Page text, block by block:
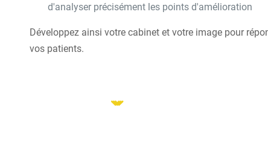
d'analyser précisément les points d'amélioration
Développez ainsi votre cabinet et votre image pour
vos patients.